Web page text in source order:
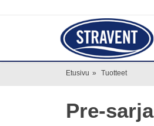
Etusivu » Tuotteet
Pre-sarja